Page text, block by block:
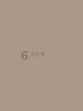
6 ,50 €